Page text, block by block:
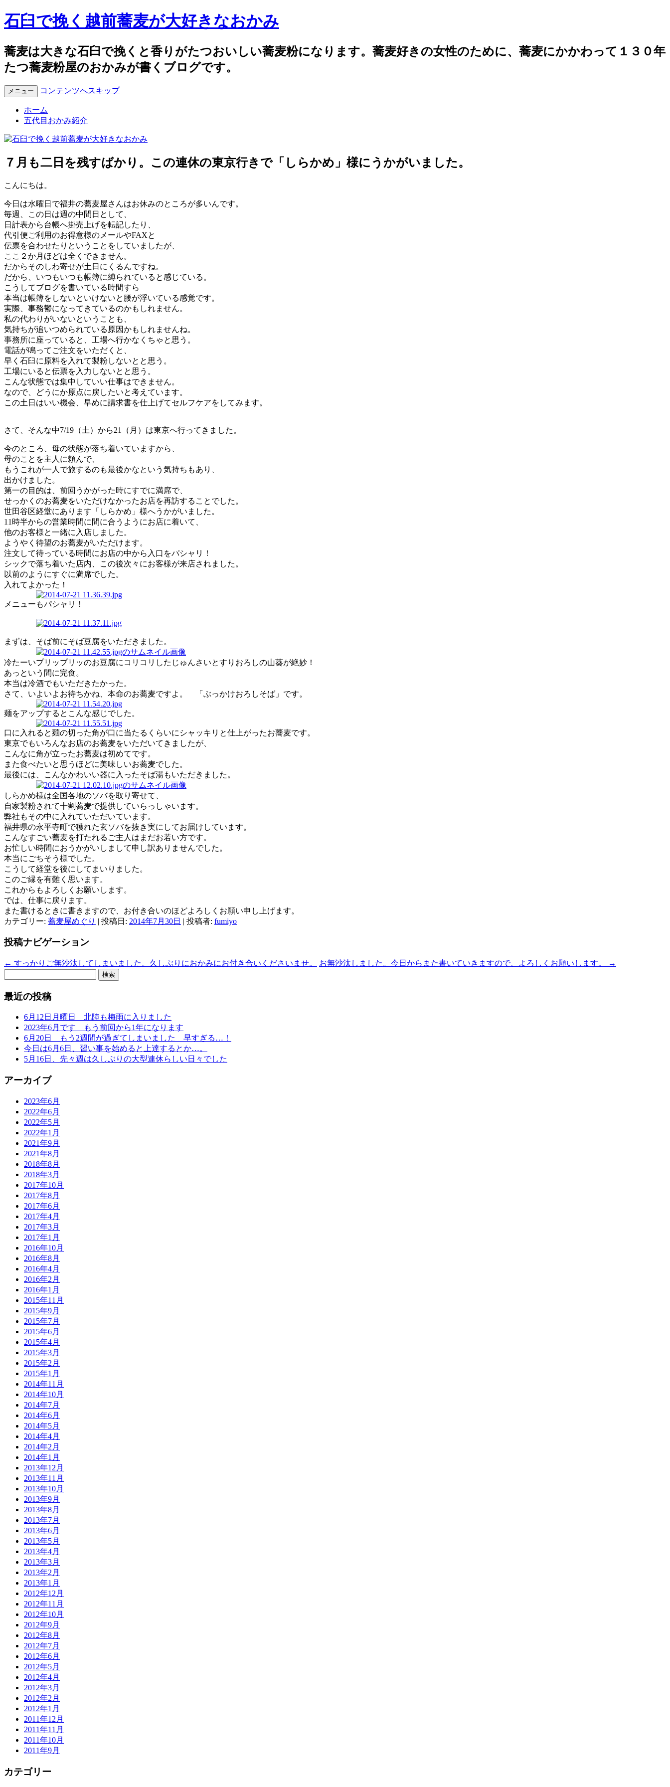
石臼で挽く越前蕎麦が大好きなおかみ
蕎麦は大きな石臼で挽くと香りがたつおいしい蕎麦粉になります。蕎麦好きの女性のために、蕎麦にかかわって１３０年
たつ蕎麦粉屋のおかみが書くブログです。
メニュー コンテンツへスキップ
ホーム
五代目おかみ紹介
７月も二日を残すばかり。この連休の東京行きで「しらかめ」様にうかがいました。
こんにちは。
今日は水曜日で福井の蕎麦屋さんはお休みのところが多いんです。
毎週、この日は週の中間日として、
日計表から台帳へ掛売上げを転記したり、
代引便ご利用のお得意様のメールやFAXと
伝票を合わせたりということをしていましたが、
ここ２か月ほどは全くできません。
だからそのしわ寄せが土日にくるんですね。
だから、いつもいつも帳簿に縛られていると感じている。
こうしてブログを書いている時間すら
本当は帳簿をしないといけないと腰が浮いている感覚です。
実際、事務鬱になってきているのかもしれません。
私の代わりがいないということも、
気持ちが追いつめられている原因かもしれませんね。
事務所に座っていると、工場へ行かなくちゃと思う。
電話が鳴ってご注文をいただくと、
早く石臼に原料を入れて製粉しないとと思う。
工場にいると伝票を入力しないとと思う。
こんな状態では集中していい仕事はできません。
なので、どうにか原点に戻したいと考えています。
この土日はいい機会、早めに請求書を仕上げてセルフケアをしてみます。
さて、そんな中7/19（土）から21（月）は東京へ行ってきました。
今のところ、母の状態が落ち着いていますから、
母のことを主人に頼んで、
もうこれが一人で旅するのも最後かなという気持ちもあり、
出かけました。
第一の目的は、前回うかがった時にすでに満席で、
せっかくのお蕎麦をいただけなかったお店を再訪することでした。
世田谷区経堂にあります「しらかめ」様へうかがいました。
11時半からの営業時間に間に合うようにお店に着いて、
他のお客様と一緒に入店しました。
ようやく待望のお蕎麦がいただけます。
注文して待っている時間にお店の中から入口をパシャリ！
シックで落ち着いた店内、この後次々にお客様が来店されました。
以前のようにすぐに満席でした。
入れてよかった！
メニューもパシャリ！
まずは、そば前にそば豆腐をいただきました。
冷たーいプリップリッのお豆腐にコリコリしたじゅんさいとすりおろしの山葵が絶妙！
あっという間に完食。
本当は冷酒でもいただきたかった。
さて、いよいよお待ちかね、本命のお蕎麦ですよ。 「ぶっかけおろしそば」です。
麺をアップするとこんな感じでした。
口に入れると麺の切った角が口に当たるくらいにシャッキリと仕上がったお蕎麦です。
東京でもいろんなお店のお蕎麦をいただいてきましたが、
こんなに角が立ったお蕎麦は初めてです。
また食べたいと思うほどに美味しいお蕎麦でした。
最後には、こんなかわいい器に入ったそば湯もいただきました。
しらかめ様は全国各地のソバを取り寄せて、
自家製粉されて十割蕎麦で提供していらっしゃいます。
弊社もその中に入れていただいています。
福井県の永平寺町で穫れた玄ソバを抜き実にしてお届けしています。
こんなすごい蕎麦を打たれるご主人はまだお若い方です。
お忙しい時間におうかがいしまして申し訳ありませんでした。
本当にごちそう様でした。
こうして経堂を後にしてまいりました。
このご縁を有難く思います。
これからもよろしくお願いします。
では、仕事に戻ります。
また書けるときに書きますので、お付き合いのほどよろしくお願い申し上げます。
カテゴリー: 蕎麦屋めぐり | 投稿日: 2014年7月30日 | 投稿者: fumiyo
投稿ナビゲーション
← すっかりご無沙汰してしまいました。久しぶりにおかみにお付き合いくださいませ。 お無沙汰しました。今日からまた書いていきますので、よろしくお願いします。
→
最近の投稿
6月12日月曜日 北陸も梅雨に入りました
2023年6月です もう前回から1年になります
6月20日 もう2週間が過ぎてしまいました 早すぎる…！
今日は6月6日、習い事を始めると上達するとか…。
5月16日、先々週は久しぶりの大型連休らしい日々でした
アーカイブ
2023年6月
2022年6月
2022年5月
2022年1月
2021年9月
2021年8月
2018年8月
2018年3月
2017年10月
2017年8月
2017年6月
2017年4月
2017年3月
2017年1月
2016年10月
2016年8月
2016年4月
2016年2月
2016年1月
2015年11月
2015年9月
2015年7月
2015年6月
2015年4月
2015年3月
2015年2月
2015年1月
2014年11月
2014年10月
2014年7月
2014年6月
2014年5月
2014年4月
2014年2月
2014年1月
2013年12月
2013年11月
2013年10月
2013年9月
2013年8月
2013年7月
2013年6月
2013年5月
2013年4月
2013年3月
2013年2月
2013年1月
2012年12月
2012年11月
2012年10月
2012年9月
2012年8月
2012年7月
2012年6月
2012年5月
2012年4月
2012年3月
2012年2月
2012年1月
2011年12月
2011年11月
2011年10月
2011年9月
カテゴリー